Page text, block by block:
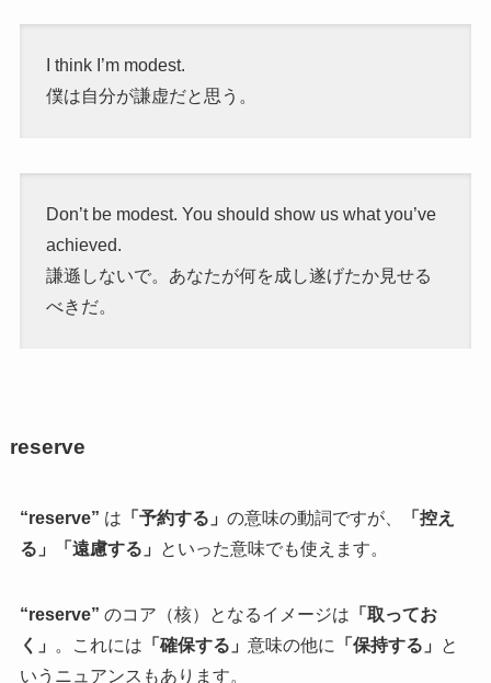
I think I’m modest.
僕は自分が謙虚だと思う。
Don’t be modest. You should show us what you’ve
achieved.
謙遜しないで。あなたが何を成し遂げたか見せる
べきだ。
reserve
“reserve” は 「予約する」 の意味の動詞ですが、
「控え
る」「遠慮する」
といった意味でも使えます。
“reserve” のコア（核）となるイメージは 「取ってお
く」 。これには 「確保する」 意味の他に 「保持する」
と
いうニュアンスもあります。